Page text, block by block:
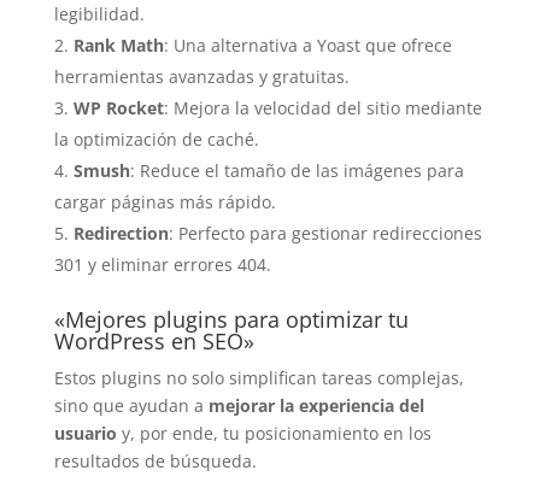
legibilidad.
Rank Math: Una alternativa a Yoast que ofrece
herramientas avanzadas y gratuitas.
WP Rocket: Mejora la velocidad del sitio mediante
la optimización de caché.
Smush: Reduce el tamaño de las imágenes para
cargar páginas más rápido.
Redirection: Perfecto para gestionar redirecciones
301 y eliminar errores 404.
«Mejores plugins para optimizar tu
WordPress en SEO»
Estos plugins no solo simplifican tareas complejas,
sino que ayudan a mejorar la experiencia del
usuario y, por ende, tu posicionamiento en los
resultados de búsqueda.